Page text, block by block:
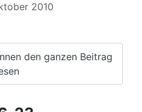
2010
den ganzen Beitrag